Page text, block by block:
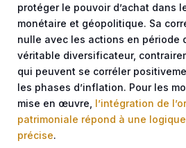
protéger le pouvoir d’achat dans
monétaire et géopolitique. Sa
nulle avec les actions en période
véritable diversificateur,
qui peuvent se corréler
les phases d’inflation. Pour les
mise en œuvre, l’intégration de
patrimoniale répond à une
précise.